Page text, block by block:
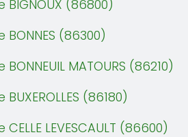
(86800)
(86300)
MATOURS (86210)
(86180)
LEVESCAULT (86600)